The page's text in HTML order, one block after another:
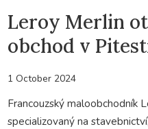
Leroy Merlin
obchod v
1 October 2024
Francouzský maloobchodník
specializovaný na